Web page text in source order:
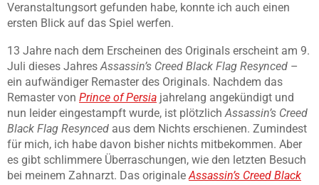
Veranstaltungsort gefunden habe, konnte ich auch einen
ersten Blick auf das Spiel werfen.
13 Jahre nach dem Erscheinen des Originals erscheint am 9.
Juli dieses JahresAssassin’s Creed Black Flag Resynced –
ein aufwändiger Remaster des Originals. Nachdem das
Remaster von Prince of Persia jahrelang angekündigt und
nun leider eingestampft wurde, ist plötzlichAssassin’s Creed
Black Flag Resynced aus dem Nichts erschienen. Zumindest
für mich, ich habe davon bisher nichts mitbekommen. Aber
es gibt schlimmere Überraschungen, wie den letzten Besuch
bei meinem Zahnarzt. Das originaleAssassin’s Creed Black